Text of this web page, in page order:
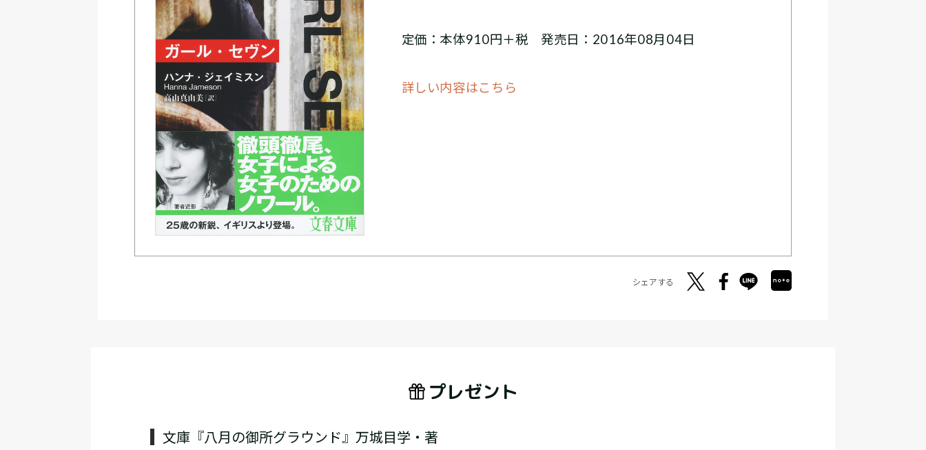
定価：本体910円＋税 発売日：2016年08月04日
詳しい内容はこちら
シェアする
プレゼント
文庫『八月の御所グラウンド』万城目学・著